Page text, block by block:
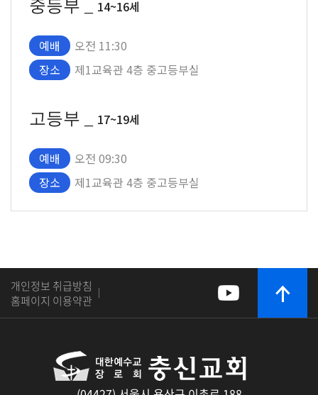
중등부 _ 14~16세
예배
오전 11:30
장소
제1교육관 4층 중고등부실
고등부 _ 17~19세
예배
오전 09:30
장소
제1교육관 4층 중고등부실
개인정보 취급방침 |
홈페이지 이용약관